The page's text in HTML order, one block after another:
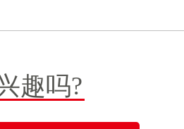
趣吗?